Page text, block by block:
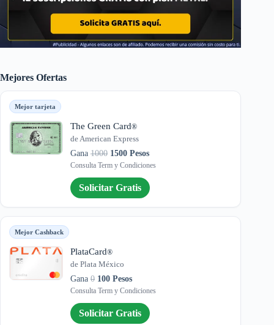
Mejores Ofertas
Mejor tarjeta
The Green Card®
de American Express
Gana 1000 1500 Pesos
Consulta Term y Condiciones
Solicitar Gratis
Mejor Cashback
PlataCard®
de Plata México
Gana 0 100 Pesos
Consulta Term y Condiciones
Solicitar Gratis